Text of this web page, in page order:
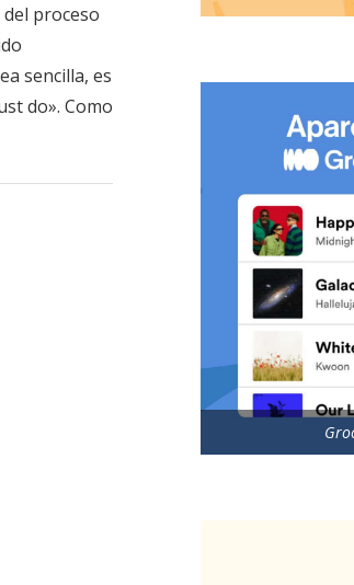
proceso
sencilla, es
do». Como